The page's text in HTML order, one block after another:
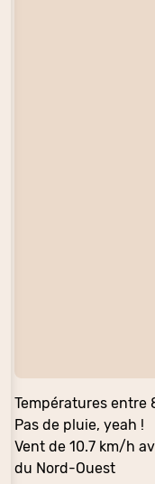
Températures entre
Pas de pluie, yeah !
Vent de 10.7 km/h
du Nord-Ouest